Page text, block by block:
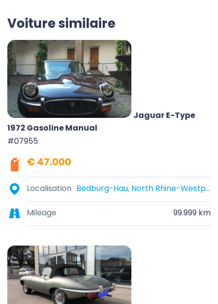
Voiture similaire
Jaguar E-Type
1972 Gasoline Manual
#07955
€ 47.000
Localisation Bedburg-Hau, North Rhine-Westphalia, Germany
Mileage 99.999 km